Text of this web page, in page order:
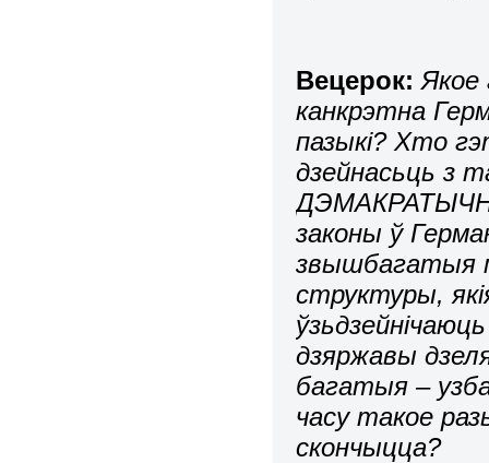
Beцepoк:Якое
канкрэтна
пазыкі? Хто
дзейнасьць з
законы ў
звышбагатыя
структуры,
дзяржавы
багатыя –
часу такое
скончыцца?